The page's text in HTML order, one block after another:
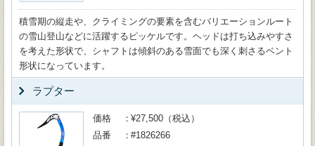
積雪期の縦走や、クライミングの要素を含むバリエーションルート
の雪山登山などに活躍するピッケルです。ヘッドは打ち込みやすさ
を考えた形状で、シャフトは傾斜のある雪面でも深く刺さるベント
形状になっています。
ラプター
価格
¥27,500（税込）
品番
#1826266